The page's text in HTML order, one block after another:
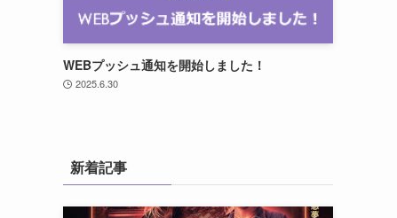
WEBプッシュ通知を開始しました！
2025.6.30
新着記事